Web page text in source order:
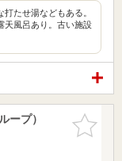
たせ湯などもある。
天風呂あり。古い施設
お気に入
りに追加
ープ）